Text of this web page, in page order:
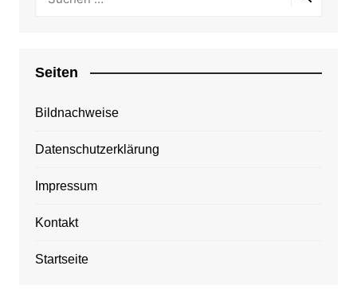
Seiten
Bildnachweise
Datenschutzerklärung
Impressum
Kontakt
Startseite